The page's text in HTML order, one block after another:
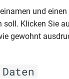
und
soll. Klicken Sie
gewohnt
Daten